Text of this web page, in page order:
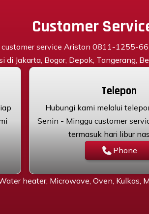
Customer
service Ariston 0811-1255-
di Jakarta, Bogor, Depok, Tangerang,
Telepon
Hubungi kami melalui
Senin - Minggu customer
termasuk hari libur
Phone
heater, Microwave, Oven,